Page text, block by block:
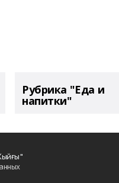
Рубрика "Еда и
напитки"